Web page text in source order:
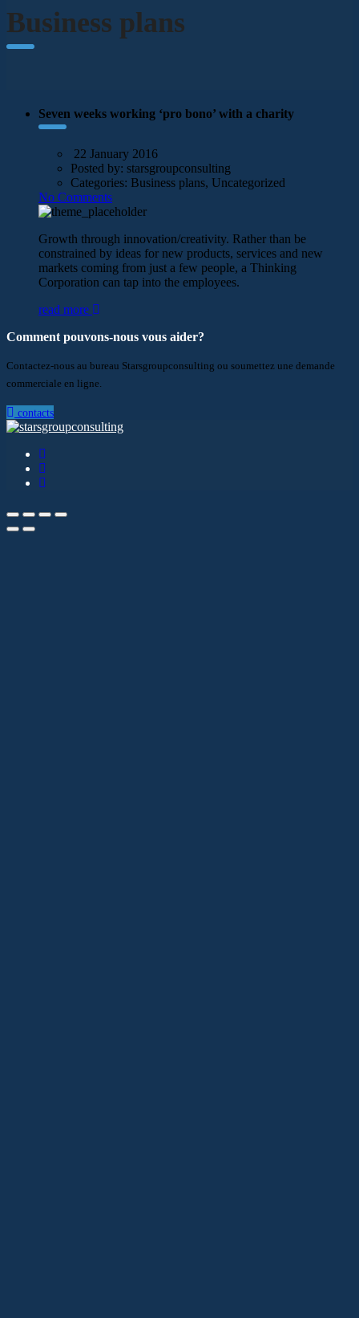
Business plans
Seven weeks working ‘pro bono’ with a charity
22 January 2016
Posted by: starsgroupconsulting
Categories: Business plans, Uncategorized
No Comments
Growth through innovation/creativity. Rather than be
constrained by ideas for new products, services and new
markets coming from just a few people, a Thinking
Corporation can tap into the employees.
read more
Comment pouvons-nous vous aider?
Contactez-nous au bureau Starsgroupconsulting ou soumettez une demande
commerciale en ligne.
contacts